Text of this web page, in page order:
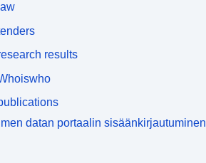
results
datan portaalin sisäänkirjautuminen